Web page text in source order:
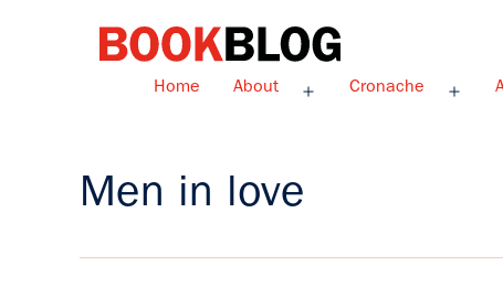
Home About
Apri
Cronache
Apri
Men in love